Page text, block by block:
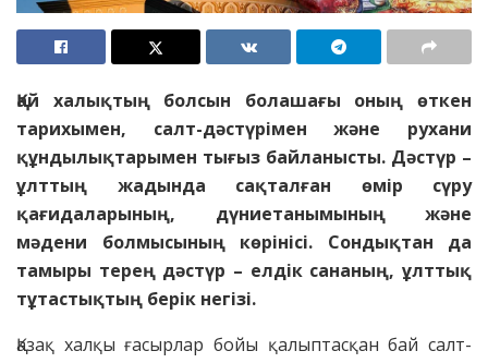
Қай халықтың болсын болашағы оның өткен
тарихымен, салт-дәстүрімен және рухани
құндылықтарымен тығыз байланысты. Дәстүр –
ұлттың жадында сақталған өмір сүру
қағидаларының, дүниетанымының және
мәдени болмысының көрінісі. Сондықтан да
тамыры терең дәстүр – елдік сананың, ұлттық
тұтастықтың берік негізі.
Қазақ халқы ғасырлар бойы қалыптасқан бай салт-